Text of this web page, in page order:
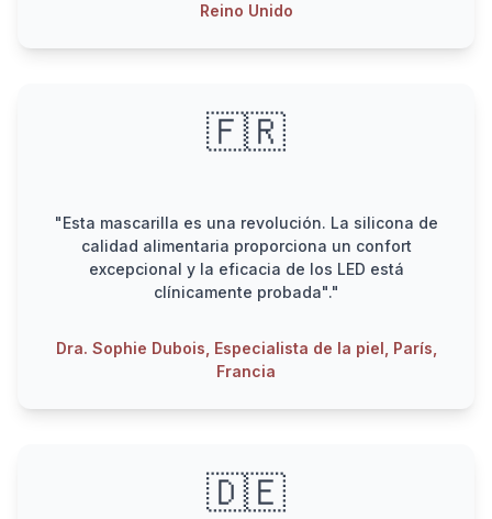
Reino Unido
🇫🇷
"Esta mascarilla es una revolución. La silicona de
calidad alimentaria proporciona un confort
excepcional y la eficacia de los LED está
clínicamente probada"."
Dra. Sophie Dubois, Especialista de la piel, París,
Francia
🇩🇪